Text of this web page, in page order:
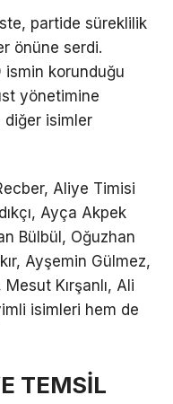
partide süreklilik
önüne serdi.
ismin korunduğu
yönetimine
diğer isimler
Aliye Timisi
Ayça Akpek
Bülbül, Oğuzhan
Ayşemin Gülmez,
Kırşanlı, Ali
isimleri hem de
TEMSİL